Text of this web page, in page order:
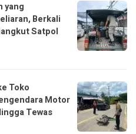
yang
Berkali
Satpol
Toko
Motor
Tewas